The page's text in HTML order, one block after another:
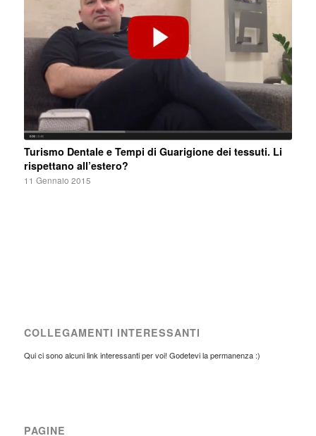
Turismo Dentale e Tempi di Guarigione dei tessuti. Li
rispettano all’estero?
11 Gennaio 2015
COLLEGAMENTI INTERESSANTI
Qui ci sono alcuni link interessanti per voi! Godetevi la permanenza :)
PAGINE